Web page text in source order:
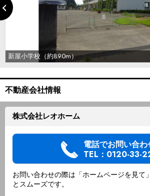
新屋小学校（約890m）
不動産会社情報
株式会社レオホーム
電話でお問い合わ
TEL：0120-33-
お問い合わせの際は「ホームページを見て
とスムーズです。